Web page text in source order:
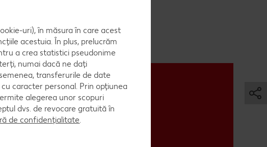
uri), în măsura în care acest
acestuia. În plus, prelucrăm
a crea statistici pseudonime
numai dacă ne dați
transferurile de date
caracter personal. Prin opțiunea
alegerea unor scopuri
dvs. de revocare gratuită în
de confidențialitate.